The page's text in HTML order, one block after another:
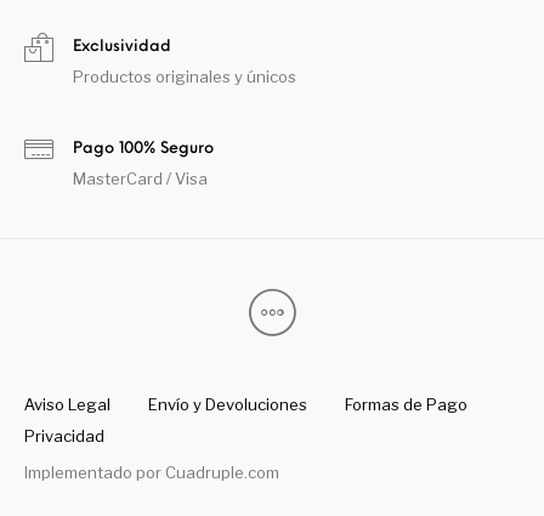
Exclusividad
Productos originales y únicos
Pago 100% Seguro
MasterCard / Visa
Aviso Legal Envío y Devoluciones
Formas de Pago
Privacidad
Implementado por Cuadruple.com